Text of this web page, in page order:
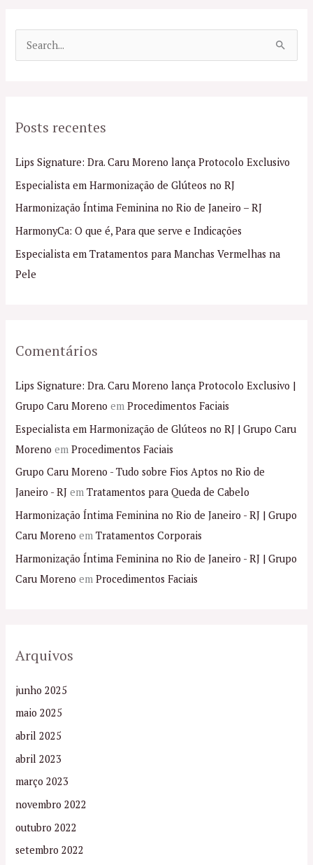
u
s
a
r
p
o
r
Posts recentes
Lips Signature: Dra. Caru Moreno lança Protocolo Exclusivo
Especialista em Harmonização de Glúteos no RJ
Harmonização Íntima Feminina no Rio de Janeiro – RJ
HarmonyCa: O que é, Para que serve e Indicações
Especialista em Tratamentos para Manchas Vermelhas na
Pele
Comentários
Lips Signature: Dra. Caru Moreno lança Protocolo Exclusivo |
Grupo Caru Moreno emProcedimentos Faciais
Especialista em Harmonização de Glúteos no RJ | Grupo Caru
Moreno emProcedimentos Faciais
Grupo Caru Moreno - Tudo sobre Fios Aptos no Rio de
Janeiro - RJ emTratamentos para Queda de Cabelo
Harmonização Íntima Feminina no Rio de Janeiro - RJ | Grupo
Caru Moreno emTratamentos Corporais
Harmonização Íntima Feminina no Rio de Janeiro - RJ | Grupo
Caru Moreno emProcedimentos Faciais
Arquivos
junho 2025
maio 2025
abril 2025
abril 2023
março 2023
novembro 2022
outubro 2022
setembro 2022